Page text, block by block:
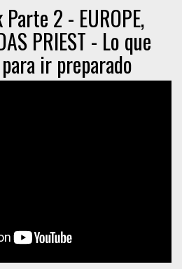
2 - EUROPE,
PRIEST - Lo que
ir preparado